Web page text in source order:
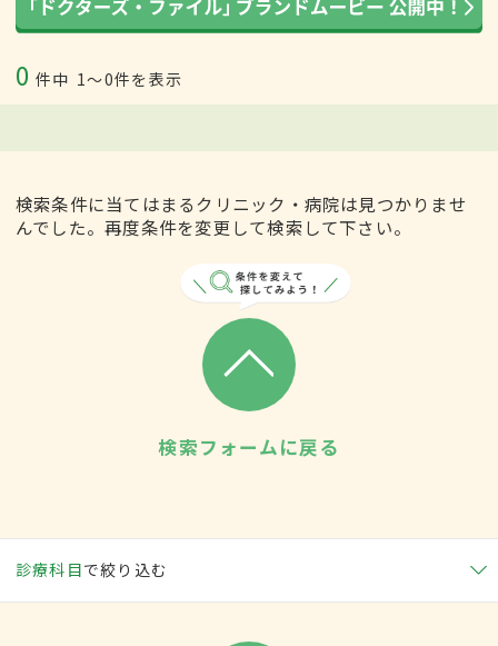
0 件中 1〜0件を表示
検索条件に当てはまるクリニック・病院は見つかりませ
んでした。再度条件を変更して検索して下さい。
検索フォームに戻る
診療科目で絞り込む